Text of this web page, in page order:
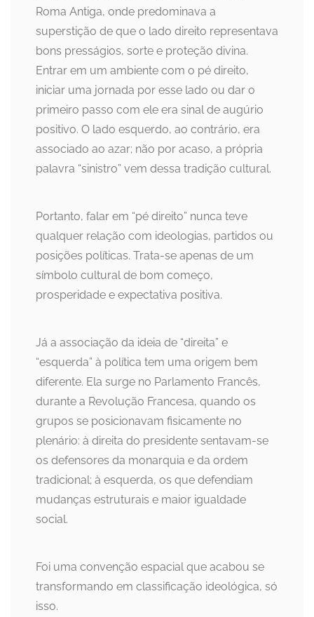
Roma Antiga, onde predominava a
superstição de que o lado direito representava
bons presságios, sorte e proteção divina.
Entrar em um ambiente com o pé direito,
iniciar uma jornada por esse lado ou dar o
primeiro passo com ele era sinal de augúrio
positivo. O lado esquerdo, ao contrário, era
associado ao azar; não por acaso, a própria
palavra “sinistro” vem dessa tradição cultural.
Portanto, falar em “pé direito” nunca teve
qualquer relação com ideologias, partidos ou
posições políticas. Trata-se apenas de um
símbolo cultural de bom começo,
prosperidade e expectativa positiva.
Já a associação da ideia de “direita” e
“esquerda” à política tem uma origem bem
diferente. Ela surge no Parlamento Francês,
durante a Revolução Francesa, quando os
grupos se posicionavam fisicamente no
plenário: à direita do presidente sentavam-se
os defensores da monarquia e da ordem
tradicional; à esquerda, os que defendiam
mudanças estruturais e maior igualdade
social.
Foi uma convenção espacial que acabou se
transformando em classificação ideológica, só
isso.